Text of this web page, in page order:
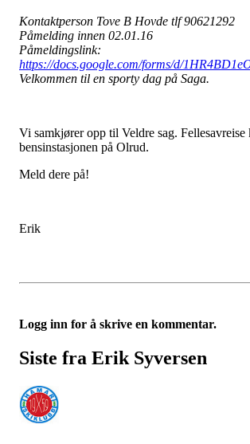
Kontaktperson Tove B Hovde tlf 90621292
Påmelding innen 02.01.16
Påmeldingslink:
https://docs.google.com/forms/d/
Velkommen til en sporty dag på Saga.
Vi samkjører opp til Veldre sag. Fellesavreise
bensinstasjonen på Olrud.
Meld dere på!
Erik
Logg inn for å skrive en kommentar.
Siste fra Erik Syversen